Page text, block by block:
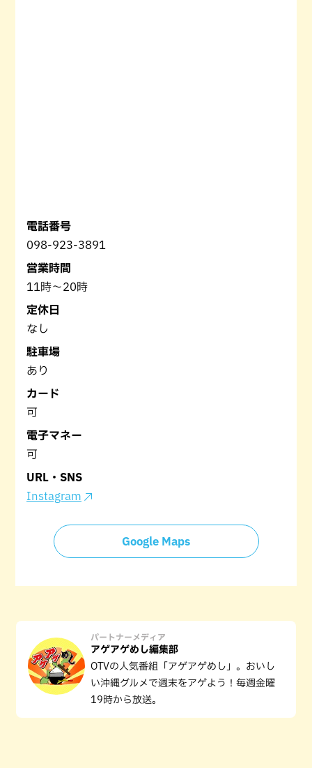
電話番号
098-923-3891
営業時間
11時～20時
定休日
なし
駐車場
あり
カード
可
電子マネー
可
URL・SNS
Instagram
Google Maps
パートナーメディア
アゲアゲめし編集部
OTVの人気番組「アゲアゲめし」。おいし
い沖縄グルメで週末をアゲよう！毎週金曜
19時から放送。